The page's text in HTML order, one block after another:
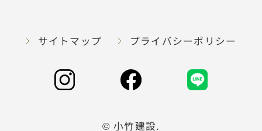
サイトマップ プライバシーポリシー
© 小竹建設.